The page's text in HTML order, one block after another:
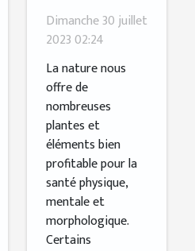
quelques
bienfaits de
ce produit
sur la santé
Dimanche 30 juillet
2023 02:24
La nature nous
offre de
nombreuses
plantes et
éléments bien
profitable pour la
santé physique,
mentale et
morphologique.
Certains